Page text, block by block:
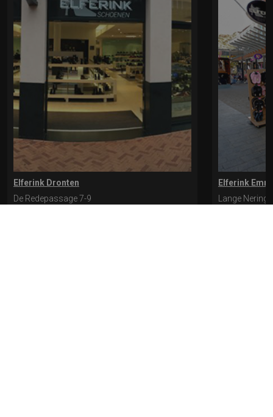
Elferink Dronten
De Redepassage 7-9
Elferink
Lange Nering